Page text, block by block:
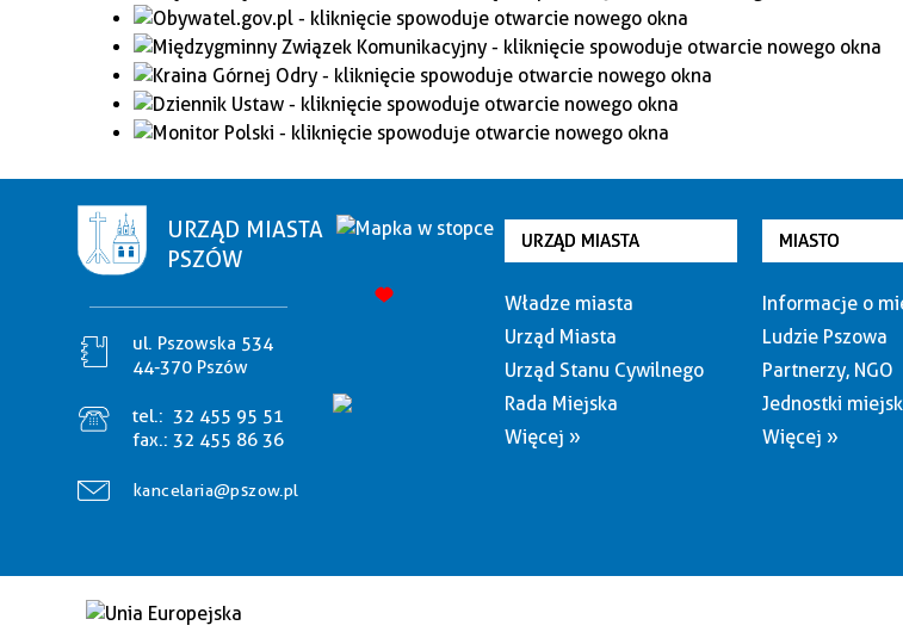
URZĄD MIASTA
PSZÓW
ul. Pszowska 534
44-370 Pszów
tel.: 32 455 95 51
fax.: 32 455 86 36
kancelaria@pszow.pl
URZĄD MIASTA
Władze miasta
Urząd Miasta
Urząd Stanu Cywilnego
Rada Miejska
Więcej »
MIASTO
Informacje o
Ludzie Pszowa
Partnerzy, NGO
Jednostki
Więcej »